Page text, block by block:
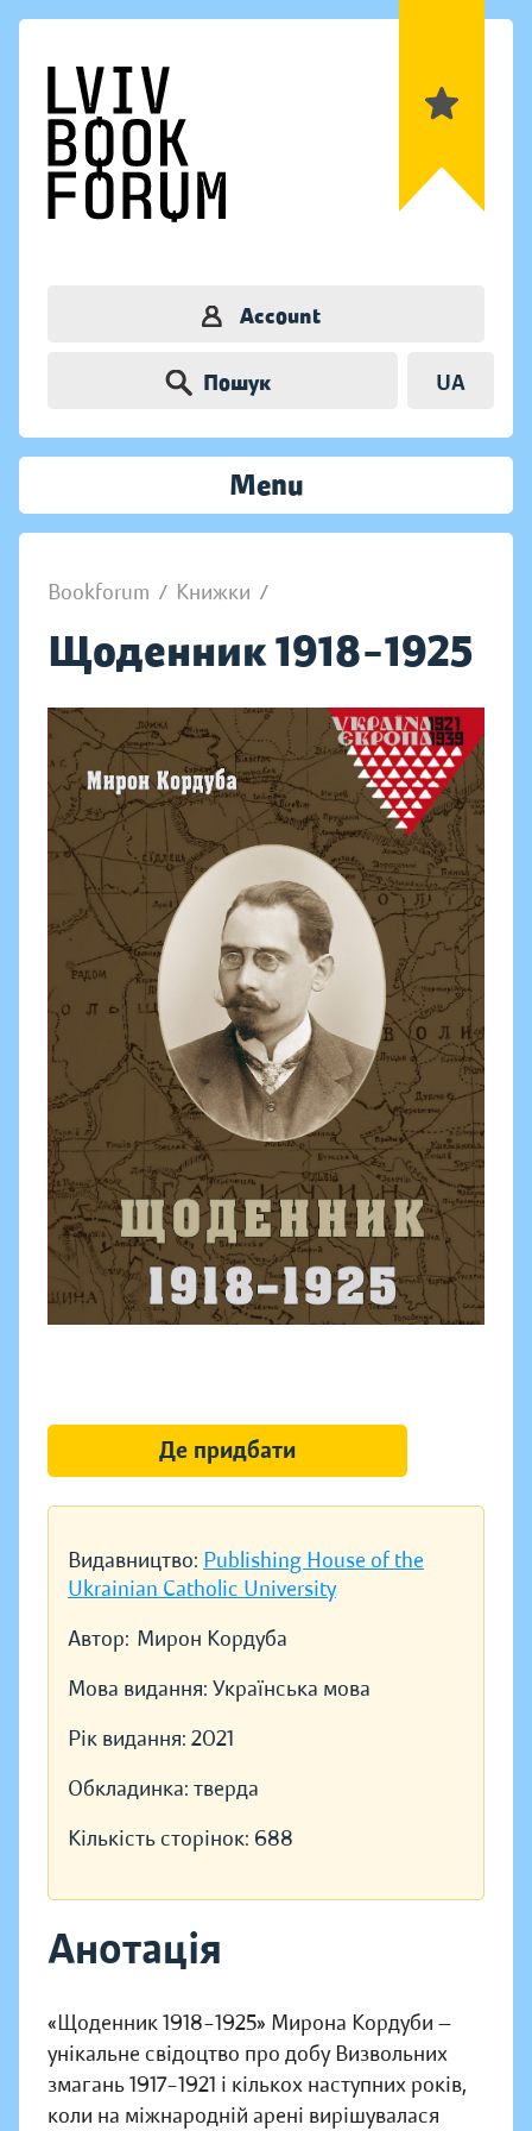
Account
Пошук UA
Menu
Bookforum / Книжки /
Щоденник 1918–1925
Видавництво: Publishing House of the
Ukrainian Catholic University
Автор: Мирон Кордуба
Мова видання: Українська мова
Рік видання: 2021
Обкладинка: тверда
Кількість сторінок: 688
Анотація
«Щоденник 1918–1925» Мирона Кордуби —
унікальне свідоцтво про добу Визвольних
змагань 1917–1921 і кількох наступних років,
коли на міжнародній арені вирішувалася
Де придбати